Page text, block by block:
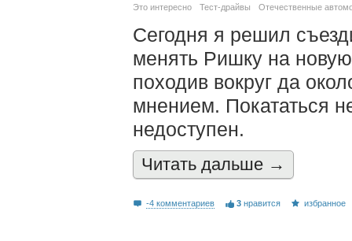
Это интересно Тест-драйвы Отечественные
Сегодня я решил
менять Ришку на
походив вокруг да
мнением. Покататься
недоступен.
Читать дальшe →
-4 комментариев 3 нравится избранное